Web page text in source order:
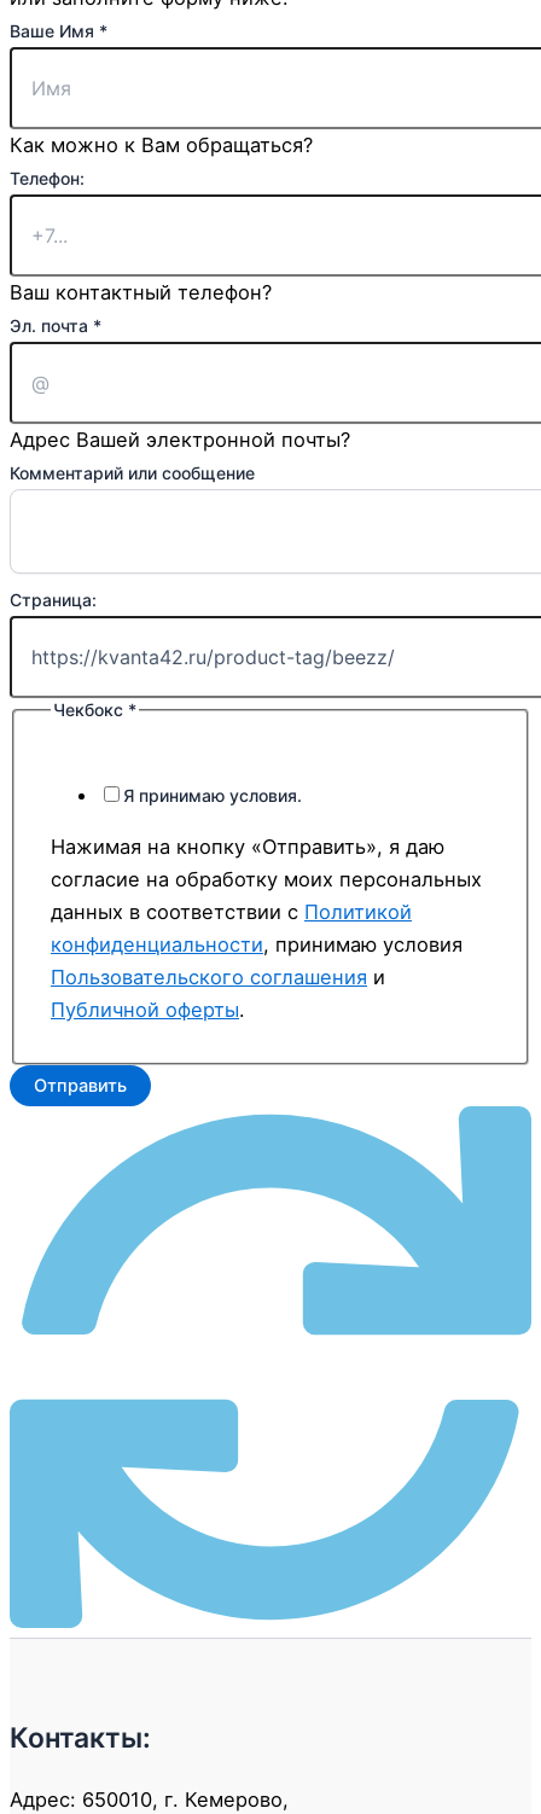
или
Страница:
Ваше Имя *
Как можно к Вам обращаться?
Телефон:
Ваш контактный телефон?
Эл. почта *
Адрес Вашей электронной почты?
Комментарий или сообщение
Страница:
Чекбокс *
Я принимаю условия.
Нажимая на кнопку «Отправить», я даю
согласие на обработку моих персональных
данных в соответствии с Политикой
конфиденциальности, принимаю условия
Пользовательского соглашения и
Публичной оферты.
Отправить
Контакты:
Адрес: 650010, г. Кемерово,